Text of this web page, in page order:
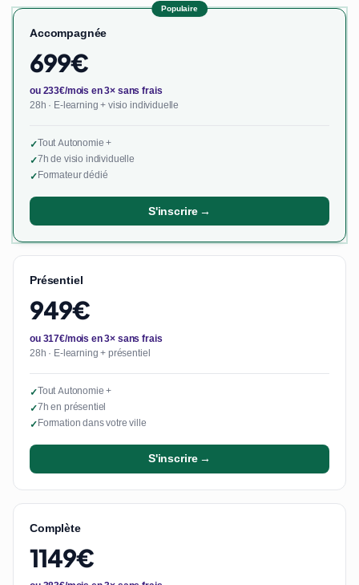
Populaire
Accompagnée
699€
ou 233€/mois en 3× sans frais
28h · E-learning + visio individuelle
✓Tout Autonomie +
✓7h de visio individuelle
✓Formateur dédié
S'inscrire →
Présentiel
949€
ou 317€/mois en 3× sans frais
28h · E-learning + présentiel
✓Tout Autonomie +
✓7h en présentiel
✓Formation dans votre ville
S'inscrire →
Complète
1149€